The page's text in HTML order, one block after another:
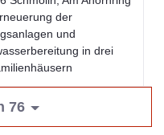
der
und
in drei
76